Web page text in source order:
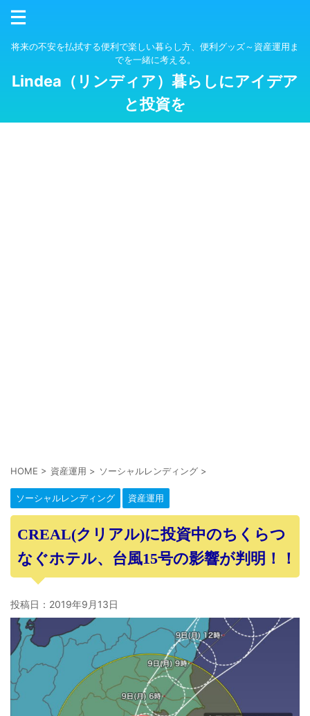
将来の不安を払拭する便利で楽しい暮らし方、便利グッズ～資産運用ま
でを一緒に考える。
Lindea（リンディア）暮らしにアイデア
と投資を
HOME > 資産運用 > ソーシャルレンディング >
ソーシャルレンディング 資産運用
CREAL(クリアル)に投資中のちくらつ
なぐホテル、台風15号の影響が判明！！
投稿日： 2019年9月13日